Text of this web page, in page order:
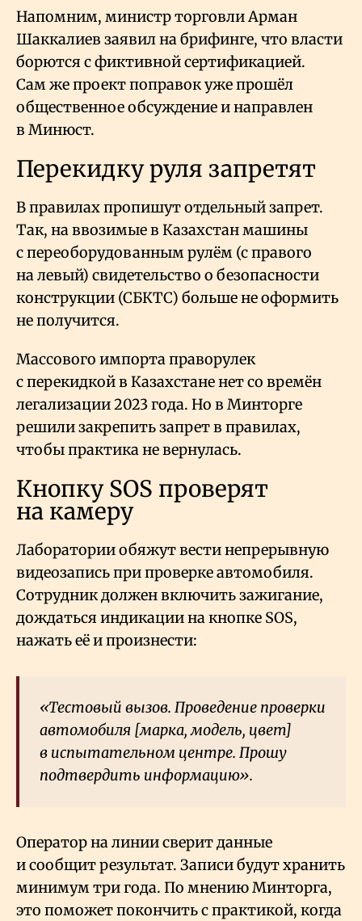
Напомним, министр торговли Арман
Шаккалиев заявил на брифинге, что власти
борются с фиктивной сертификацией.
Сам же проект поправок уже прошёл
общественное обсуждение и направлен
в Минюст.
Перекидку руля запретят
В правилах пропишут отдельный запрет.
Так, на ввозимые в Казахстан машины
с переоборудованным рулём (с правого
на левый) свидетельство о безопасности
конструкции (СБКТС) больше не оформить
не получится.
Массового импорта праворулек
с перекидкой в Казахстане нет со времён
легализации 2023 года. Но в Минторге
решили закрепить запрет в правилах,
чтобы практика не вернулась.
Кнопку SOS проверят
на камеру
Лаборатории обяжут вести непрерывную
видеозапись при проверке автомобиля.
Сотрудник должен включить зажигание,
дождаться индикации на кнопке SOS,
нажать её и произнести:
«Тестовый вызов. Проведение проверки
автомобиля [марка, модель, цвет]
в испытательном центре. Прошу
подтвердить информацию».
Оператор на линии сверит данные
и сообщит результат. Записи будут хранить
минимум три года. По мнению Минторга,
это поможет покончить с практикой, когда